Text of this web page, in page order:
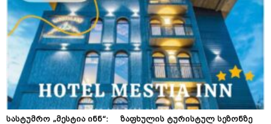
სასტუმრო „მესტია ინნ“: ზაფხულის ტურისტულ სეზონზე